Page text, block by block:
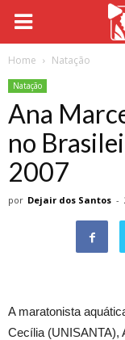
Home Natação
Natação
Ana
no
2007
por Dejair dos Santos -
A maratonista
Cecília (UNISANTA),